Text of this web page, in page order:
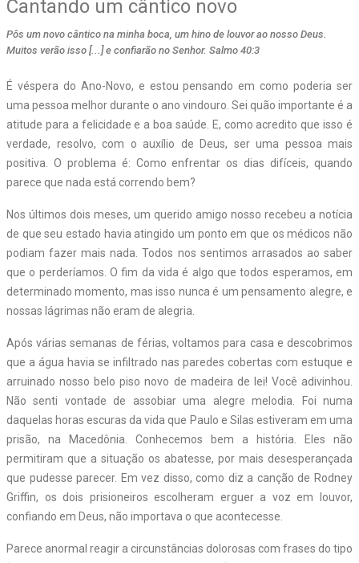
Cantando um cântico novo
Pôs um novo cântico na minha boca, um hino de louvor ao nosso Deus.
Muitos verão isso [...] e confiarão no Senhor. Salmo 40:3
É véspera do Ano-Novo, e estou pensando em como poderia ser
uma pessoa melhor durante o ano vindouro. Sei quão importante é a
atitude para a felicidade e a boa saúde. E, como acredito que isso é
verdade, resolvo, com o auxílio de Deus, ser uma pessoa mais
positiva. O problema é: Como enfrentar os dias difíceis, quando
parece que nada está correndo bem?
Nos últimos dois meses, um querido amigo nosso recebeu a notícia
de que seu estado havia atingido um ponto em que os médicos não
podiam fazer mais nada. Todos nos sentimos arrasados ao saber
que o perderíamos. O fim da vida é algo que todos esperamos, em
determinado momento, mas isso nunca é um pensamento alegre, e
nossas lágrimas não eram de alegria.
Após várias semanas de férias, voltamos para casa e descobrimos
que a água havia se infiltrado nas paredes cobertas com estuque e
arruinado nosso belo piso novo de madeira de lei! Você adivinhou.
Não senti vontade de assobiar uma alegre melodia. Foi numa
daquelas horas escuras da vida que Paulo e Silas estiveram em uma
prisão, na Macedônia. Conhecemos bem a história. Eles não
permitiram que a situação os abatesse, por mais desesperançada
que pudesse parecer. Em vez disso, como diz a canção de Rodney
Griffin, os dois prisioneiros escolheram erguer a voz em louvor,
confiando em Deus, não importava o que acontecesse.
Parece anormal reagir a circunstâncias dolorosas com frases do tipo